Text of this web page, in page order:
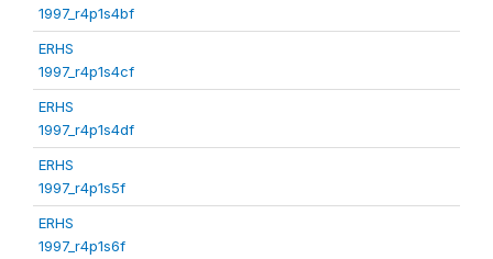
1997_r4p1s4bf
ERHS
1997_r4p1s4cf
ERHS
1997_r4p1s4df
ERHS
1997_r4p1s5f
ERHS
1997_r4p1s6f